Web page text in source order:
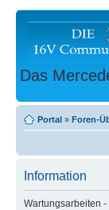
Das
Portal » Foren-
Information
Wartungsarbeiten